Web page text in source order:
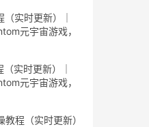
（实时更新）｜
元宇宙游戏，
实时更新）｜
元宇宙游戏，
教程（实时更新）